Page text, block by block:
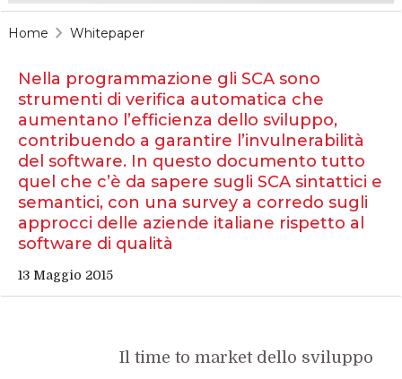
Home Whitepaper
Nella programmazione gli SCA sono
strumenti di verifica automatica che
aumentano l’efficienza dello sviluppo,
contribuendo a garantire l’invulnerabilità
del software. In questo documento tutto
quel che c’è da sapere sugli SCA sintattici e
semantici, con una survey a corredo sugli
approcci delle aziende italiane rispetto al
software di qualità
13 Maggio 2015
Il time to market dello sviluppo